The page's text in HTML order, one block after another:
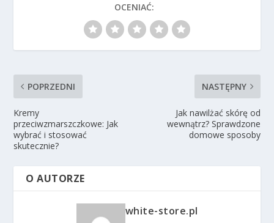
OCENIAĆ:
POPRZEDNI
Kremy
przeciwzmarszczkowe: Jak
wybrać i stosować
skutecznie?
NASTĘPNY
Jak nawilżać skórę od
wewnątrz? Sprawdzone
domowe sposoby
O AUTORZE
white-store.pl